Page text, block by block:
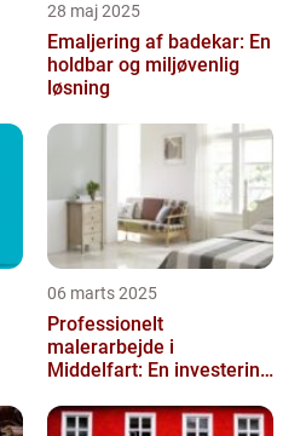
28 maj 2025
Emaljering af badekar: En
holdbar og miljøvenlig
løsning
06 marts 2025
Professionelt
malerarbejde i
Middelfart: En investering